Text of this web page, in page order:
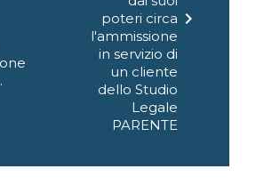
poteri circa
l'ammissione
in servizio di
un cliente
dello Studio
Legale
PARENTE
chevron_right